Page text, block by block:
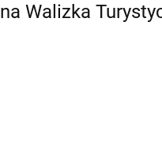
Walizka